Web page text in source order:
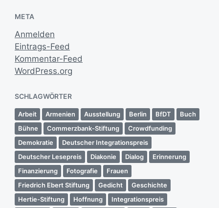
META
Anmelden
Eintrags-Feed
Kommentar-Feed
WordPress.org
SCHLAGWÖRTER
Arbeit Armenien Ausstellung Berlin BfDT
Buch
Bühne
Commerzbank-Stiftung
Crowdfunding
Demokratie
Deutscher Integrationspreis
Deutscher Lesepreis
Diakonie Dialog
Erinnerung
Finanzierung
Fotografie
Frauen
Friedrich Ebert Stiftung
Gedicht
Geschichte
Hertie-Stiftung
Hoffnung
Integrationspreis